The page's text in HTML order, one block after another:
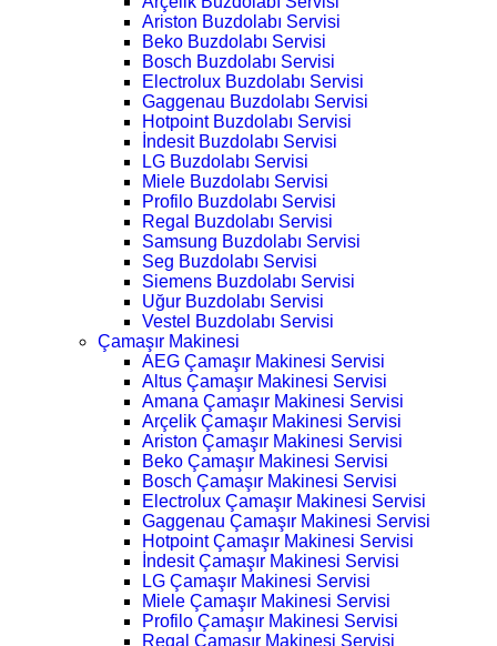
Ariston Buzdolabı Servisi
Beko Buzdolabı Servisi
Bosch Buzdolabı Servisi
Electrolux Buzdolabı Servisi
Gaggenau Buzdolabı Servisi
Hotpoint Buzdolabı Servisi
İndesit Buzdolabı Servisi
LG Buzdolabı Servisi
Miele Buzdolabı Servisi
Profilo Buzdolabı Servisi
Regal Buzdolabı Servisi
Samsung Buzdolabı Servisi
Seg Buzdolabı Servisi
Siemens Buzdolabı Servisi
Uğur Buzdolabı Servisi
Vestel Buzdolabı Servisi
Çamaşır Makinesi
AEG Çamaşır Makinesi Servisi
Altus Çamaşır Makinesi Servisi
Amana Çamaşır Makinesi Servisi
Arçelik Çamaşır Makinesi Servisi
Ariston Çamaşır Makinesi Servisi
Beko Çamaşır Makinesi Servisi
Bosch Çamaşır Makinesi Servisi
Electrolux Çamaşır Makinesi Servisi
Gaggenau Çamaşır Makinesi Servisi
Hotpoint Çamaşır Makinesi Servisi
İndesit Çamaşır Makinesi Servisi
LG Çamaşır Makinesi Servisi
Miele Çamaşır Makinesi Servisi
Profilo Çamaşır Makinesi Servisi
Regal Çamaşır Makinesi Servisi